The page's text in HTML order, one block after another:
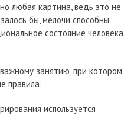
любая картина, ведь это не
бы, мелочи способны
состояние человека
занятию, при котором
правила:
используется